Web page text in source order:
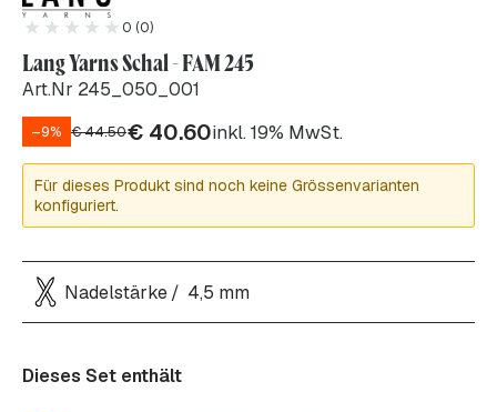
0 (0)
Lang Yarns Schal - FAM 245
Art.Nr 245_050_001
–9% €44.50€ 40.60inkl. 19% MwSt.
Für dieses Produkt sind noch keine Grössenvarianten
konfiguriert.
Nadelstärke 4,5 mm
Dieses Set enthält